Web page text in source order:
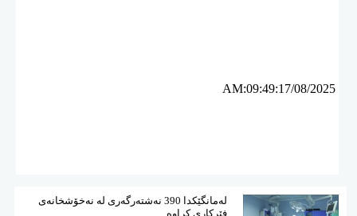
AM:09:49:17/08/2025
لەمانگێكدا 390 نەشتەرگەری لە نەخۆشخانەی
فێركاری كراوە